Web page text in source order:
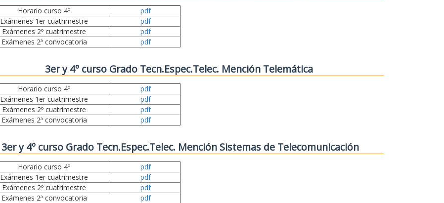
Horario curso 4º
pdf
Exámenes 1er cuatrimestre
pdf
Exámenes 2º cuatrimestre
pdf
Exámenes 2ª convocatoria
pdf
3er y 4º curso Grado Tecn.Espec.Telec. Mención Telemática
Horario curso 4º
pdf
Exámenes 1er cuatrimestre
pdf
Exámenes 2º cuatrimestre
pdf
Exámenes 2ª convocatoria
pdf
3er y 4º curso Grado Tecn.Espec.Telec. Mención Sistemas de Telecomunicación
Horario curso 4º
pdf
Exámenes 1er cuatrimestre
pdf
Exámenes 2º cuatrimestre
pdf
Exámenes 2ª convocatoria
pdf